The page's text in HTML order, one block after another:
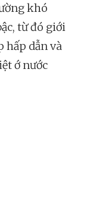
khó
từ đó giới
hấp dẫn và
ớ nước